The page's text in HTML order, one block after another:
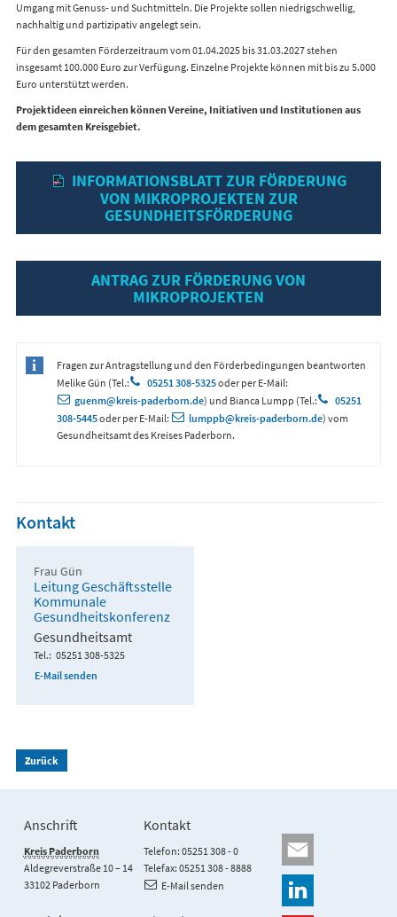
Umgang mit Genuss- und Suchtmitteln. Die Projekte sollen niedrigschwellig,
nachhaltig und partizipativ angelegt sein.
Für den gesamten Förderzeitraum vom 01.04.2025 bis 31.03.2027 stehen
insgesamt 100.000 Euro zur Verfügung. Einzelne Projekte können mit bis zu 5.000
Euro unterstützt werden.
Projektideen einreichen können Vereine, Initiativen und Institutionen aus
dem gesamten Kreisgebiet.
INFORMATIONSBLATT ZUR FÖRDERUNG
VON MIKROPROJEKTEN ZUR
GESUNDHEITSFÖRDERUNG
ANTRAG ZUR FÖRDERUNG VON
MIKROPROJEKTEN
Fragen zur Antragstellung und den Förderbedingungen beantworten
Melike Gün (Tel.:
05251 308-5325oder per E-Mail:
guenm@kreis-paderborn.de) und Bianca Lumpp (Tel.:
05251
308-5445oder per E-Mail: lumppb@kreis-paderborn.de) vom
Gesundheitsamt des Kreises Paderborn.
Kontakt
Frau Gün
Leitung Geschäftsstelle
Kommunale
Gesundheitskonferenz
Gesundheitsamt
Tel. 05251 308-5325
E-Mail senden
Zurück
Anschrift
Kreis Paderborn
Aldegreverstraße 10 – 14
33102 Paderborn
Kontakt
Telefon: 05251 308 - 0
Telefax: 05251 308 - 8888
E-Mail senden